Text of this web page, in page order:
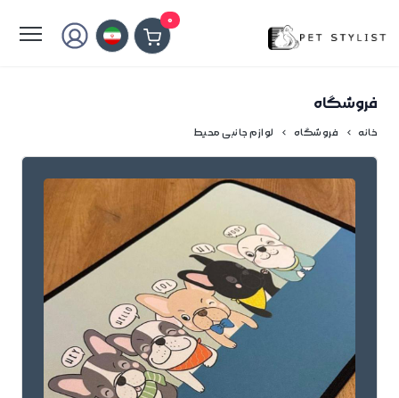
0
فروشگاه
خانه فروشگاه لوازم جانبی محیط